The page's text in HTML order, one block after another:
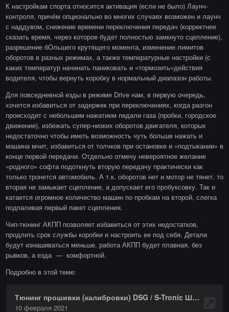
К настройкам спорта относится активация (если не было) Лаунч-
контроля, причём опционально во многих случаях возможен и лаунч
с наддувом, снижение времени переключения передач (корректнее
сказать время, через которое будет полностью замкнуто сцепление),
разрешение бОльшего крутящего момента, изменение лимитов
оборотов в разных режимах, а также температурные настройки (с
каких температур начинать паниковать и «тормозить»действия
водителя, чтобы вернуть коробку в нормальный диапазон работы.
Для повседневной езды в режиме Drive нам, в первую очередь,
хочется избавиться от задержек при переключениях, когда разгон
происходит с небольшим нажатием педали газа (пробки, городское
движение), избежать супер-низких оборотов двигателя, которых
недостаточно чтобы иметь возможность чуть больше нажать и
машина мчит, избавиться от толчков при остановке и «подтыкании» в
конце первой передачи. Отдельно отмечу невероятное желание
«родного» софта подоткнуть вторую передачу практически как
только тронется автомобиль. А т.к. оборотов нет и мотор не тянет, то
вторая не замыкает сцепление, а допускает его пробуксовку. Так и
катается огромное количество машин по пробкам на второй, слегка
подпаливая первый пакет сцепления.
Чип-тюнинг АКПП позволяет избавиться от этих недостатков,
продлить срок службы коробки и настроить ее под себя. Детали
будут изнашиваться меньше, работа АКПП будет плавная, без
рывков, а езда — комфортной.
Подробно в этой теме: